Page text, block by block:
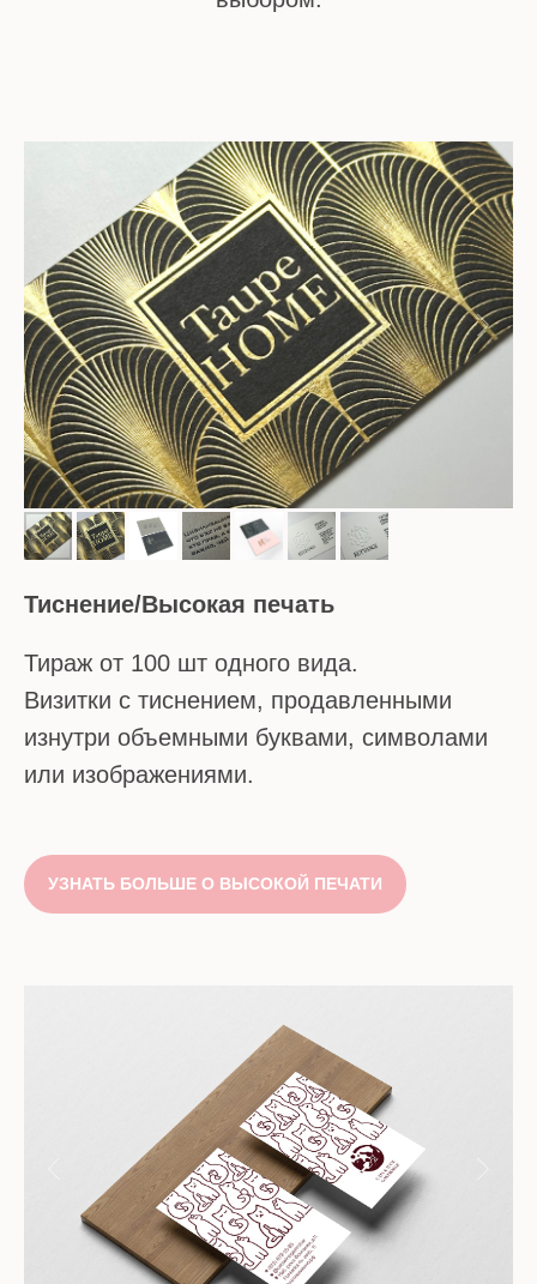
Тиснение/Высокая печать
Тираж от 100 шт одного вида.
Визитки с тиснением, продавленными
изнутри объемными буквами, символами
или изображениями.
УЗНАТЬ БОЛЬШЕ О ВЫСОКОЙ ПЕЧАТИ